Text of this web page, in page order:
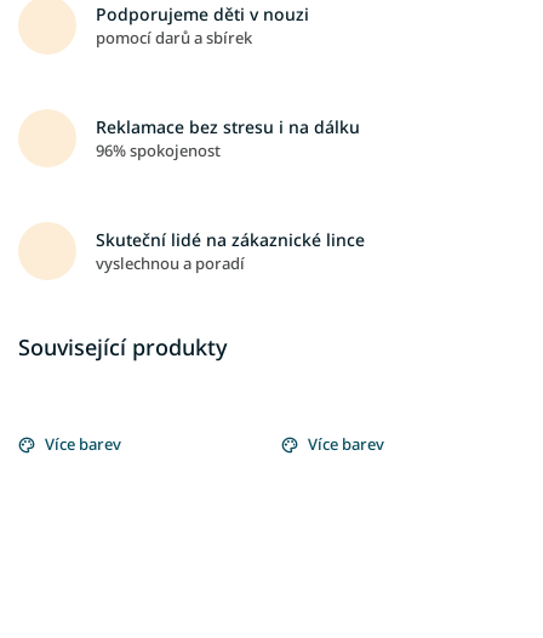
Podporujeme děti v nouzi
pomocí darů a sbírek
Reklamace bez stresu i na dálku
96% spokojenost
Skuteční lidé na zákaznické lince
vyslechnou a poradí
Související produkty
Více barev Více barev